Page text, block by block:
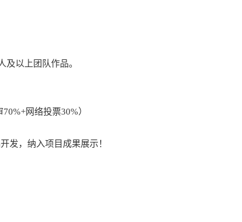
以上团队作品。
网络投票30%）
，纳入项目成果展示！